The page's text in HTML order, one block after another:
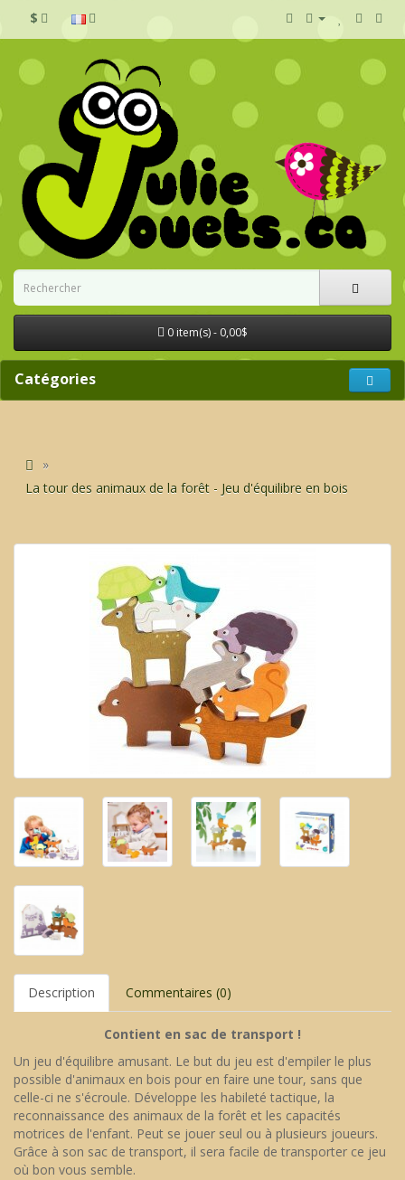
$
0 item(s) - 0,00$
Catégories
La tour des animaux de la forêt - Jeu d'équilibre en bois
Description Commentaires (0)
Contient en sac de transport !
Un jeu d'équilibre amusant. Le but du jeu est d'empiler le plus
possible d'animaux en bois pour en faire une tour, sans que
celle-ci ne s'écroule. Développe les habileté tactique, la
reconnaissance des animaux de la forêt et les capacités
motrices de l'enfant. Peut se jouer seul ou à plusieurs joueurs.
Grâce à son sac de transport, il sera facile de transporter ce jeu
où bon vous semble.